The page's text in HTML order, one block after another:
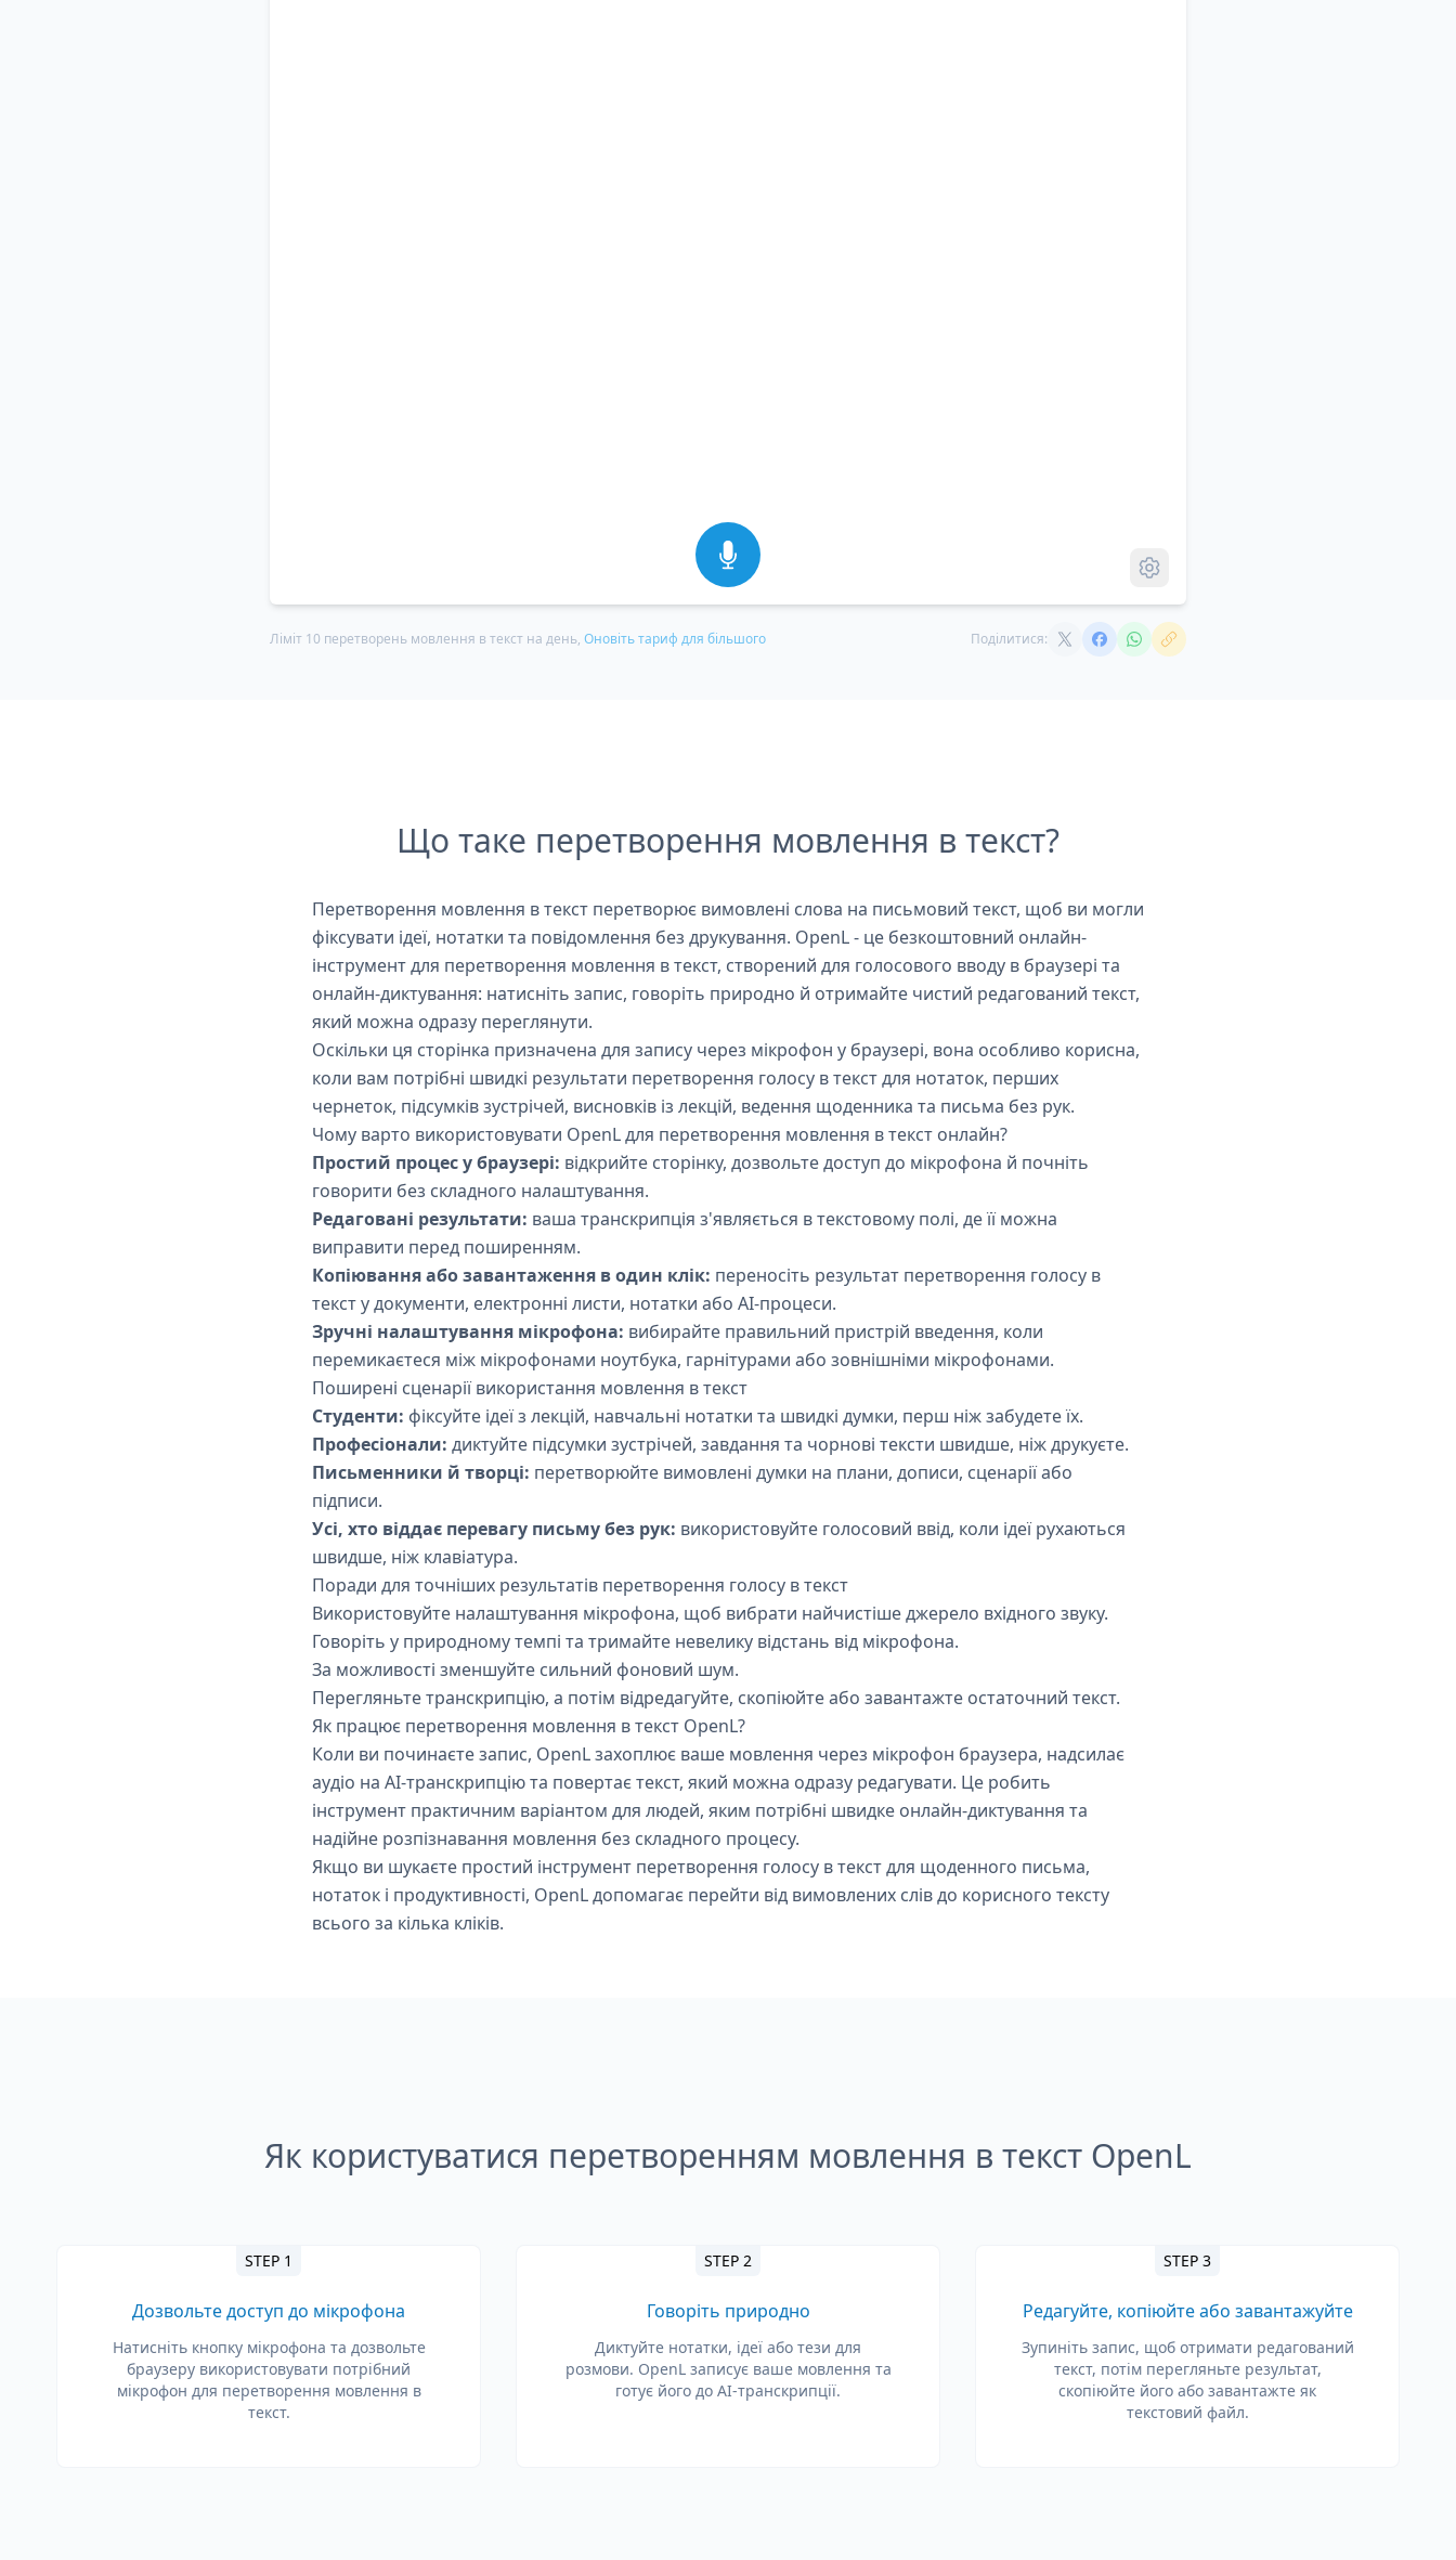
Ліміт 10 перетворень мовлення в текст на день, Оновіть тариф для більшого Поділитися:
Що таке перетворення мовлення в текст?
Перетворення мовлення в текст перетворює вимовлені слова на письмовий текст, щоб ви могли
фіксувати ідеї, нотатки та повідомлення без друкування. OpenL - це безкоштовний онлайн-
інструмент для перетворення мовлення в текст, створений для голосового вводу в браузері та
онлайн-диктування: натисніть запис, говоріть природно й отримайте чистий редагований текст,
який можна одразу переглянути.
Оскільки ця сторінка призначена для запису через мікрофон у браузері, вона особливо корисна,
коли вам потрібні швидкі результати перетворення голосу в текст для нотаток, перших
чернеток, підсумків зустрічей, висновків із лекцій, ведення щоденника та письма без рук.
Чому варто використовувати OpenL для перетворення мовлення в текст онлайн?
Простий процес у браузері: відкрийте сторінку, дозвольте доступ до мікрофона й почніть
говорити без складного налаштування.
Редаговані результати: ваша транскрипція з'являється в текстовому полі, де її можна
виправити перед поширенням.
Копіювання або завантаження в один клік: переносіть результат перетворення голосу в
текст у документи, електронні листи, нотатки або AI-процеси.
Зручні налаштування мікрофона: вибирайте правильний пристрій введення, коли
перемикаєтеся між мікрофонами ноутбука, гарнітурами або зовнішніми мікрофонами.
Поширені сценарії використання мовлення в текст
Студенти: фіксуйте ідеї з лекцій, навчальні нотатки та швидкі думки, перш ніж забудете їх.
Професіонали: диктуйте підсумки зустрічей, завдання та чорнові тексти швидше, ніж друкуєте.
Письменники й творці: перетворюйте вимовлені думки на плани, дописи, сценарії або
підписи.
Усі, хто віддає перевагу письму без рук: використовуйте голосовий ввід, коли ідеї рухаються
швидше, ніж клавіатура.
Поради для точніших результатів перетворення голосу в текст
Використовуйте налаштування мікрофона, щоб вибрати найчистіше джерело вхідного звуку.
Говоріть у природному темпі та тримайте невелику відстань від мікрофона.
За можливості зменшуйте сильний фоновий шум.
Перегляньте транскрипцію, а потім відредагуйте, скопіюйте або завантажте остаточний текст.
Як працює перетворення мовлення в текст OpenL?
Коли ви починаєте запис, OpenL захоплює ваше мовлення через мікрофон браузера, надсилає
аудіо на AI-транскрипцію та повертає текст, який можна одразу редагувати. Це робить
інструмент практичним варіантом для людей, яким потрібні швидке онлайн-диктування та
надійне розпізнавання мовлення без складного процесу.
Якщо ви шукаєте простий інструмент перетворення голосу в текст для щоденного письма,
нотаток і продуктивності, OpenL допомагає перейти від вимовлених слів до корисного тексту
всього за кілька кліків.
Як користуватися перетворенням мовлення в текст OpenL
STEP 1
Дозвольте доступ до мікрофона
Натисніть кнопку мікрофона та дозвольте
браузеру використовувати потрібний
мікрофон для перетворення мовлення в
текст.
STEP 2
Говоріть природно
Диктуйте нотатки, ідеї або тези для
розмови. OpenL записує ваше мовлення та
готує його до AI-транскрипції.
STEP 3
Редагуйте, копіюйте або завантажуйте
Зупиніть запис, щоб отримати редагований
текст, потім перегляньте результат,
скопіюйте його або завантажте як
текстовий файл.